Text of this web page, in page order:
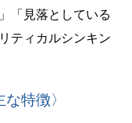
「見落としている
ティカルシンキン
特徴〉